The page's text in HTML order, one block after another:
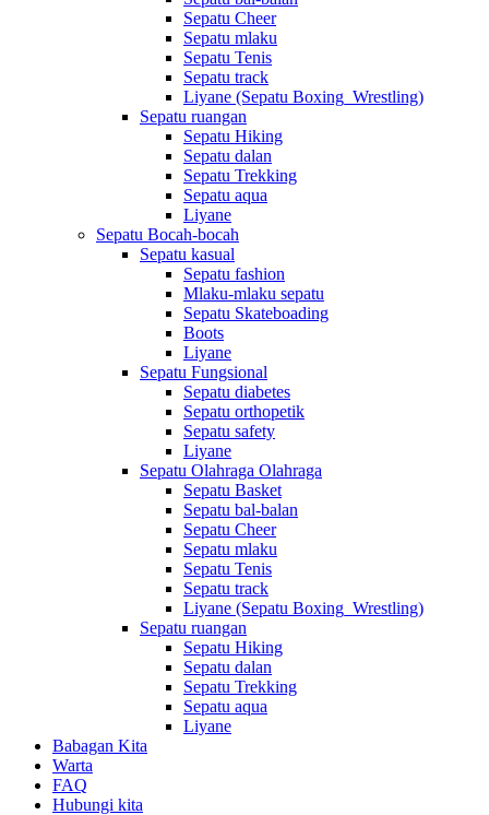
Sepatu Cheer
Sepatu mlaku
Sepatu Tenis
Sepatu track
Liyane (Sepatu Boxing_Wrestling)
Sepatu ruangan
Sepatu Hiking
Sepatu dalan
Sepatu Trekking
Sepatu aqua
Liyane
Sepatu Bocah-bocah
Sepatu kasual
Sepatu fashion
Mlaku-mlaku sepatu
Sepatu Skateboading
Boots
Liyane
Sepatu Fungsional
Sepatu diabetes
Sepatu orthopetik
Sepatu safety
Liyane
Sepatu Olahraga Olahraga
Sepatu Basket
Sepatu bal-balan
Sepatu Cheer
Sepatu mlaku
Sepatu Tenis
Sepatu track
Liyane (Sepatu Boxing_Wrestling)
Sepatu ruangan
Sepatu Hiking
Sepatu dalan
Sepatu Trekking
Sepatu aqua
Liyane
Babagan Kita
Warta
FAQ
Hubungi kita